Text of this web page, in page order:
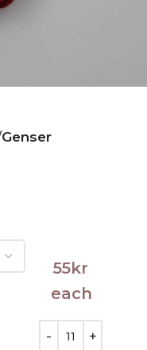
Genser
55kr
each